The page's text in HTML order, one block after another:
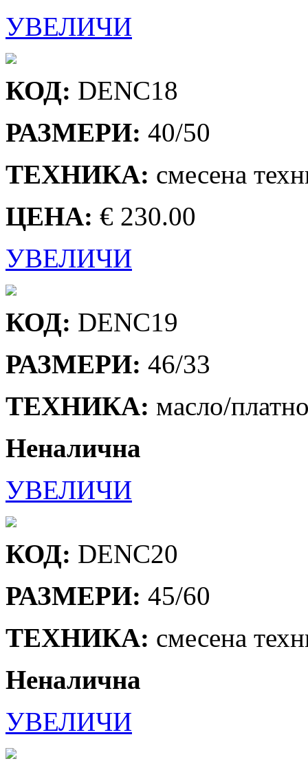
УВЕЛИЧИ
КОД: DENC18
РАЗМЕРИ: 40/50
ТЕХНИКА: смесена
ЦЕНА: € 230.00
УВЕЛИЧИ
КОД: DENC19
РАЗМЕРИ: 46/33
ТЕХНИКА: масло/
Неналична
УВЕЛИЧИ
КОД: DENC20
РАЗМЕРИ: 45/60
ТЕХНИКА: смесена
Неналична
УВЕЛИЧИ